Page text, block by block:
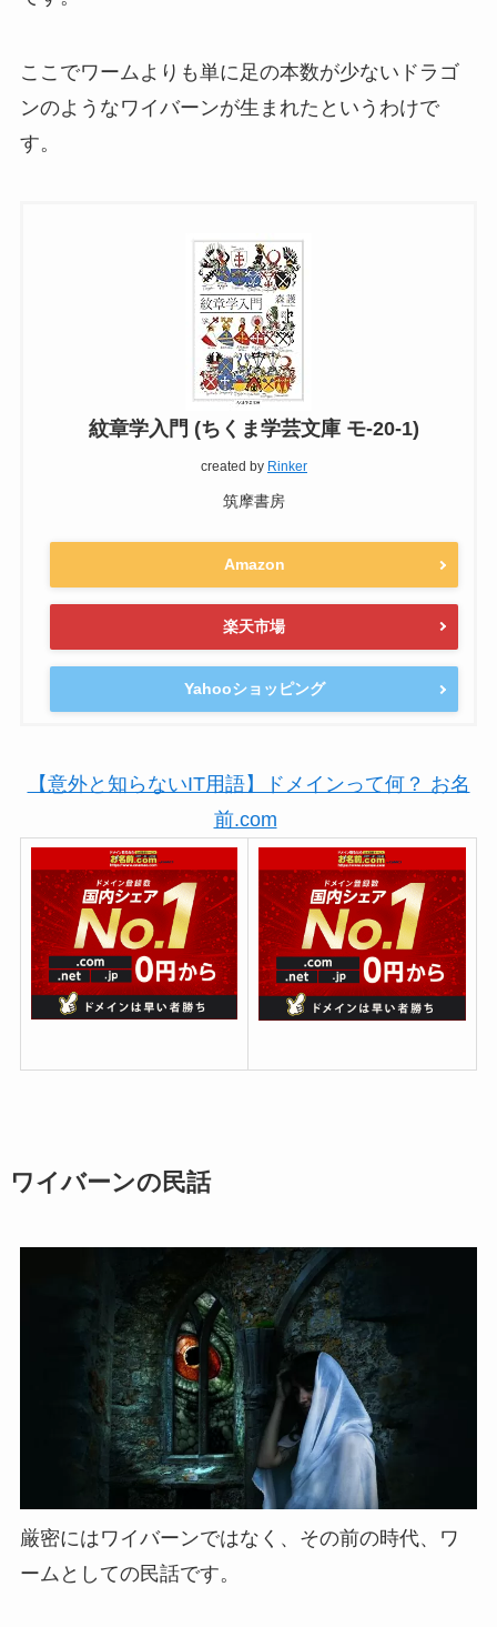
ここでワームよりも単に足の本数が少ないドラゴ
ンのようなワイバーンが生まれたというわけで
す。
紋章学入門 (ちくま学芸文庫 モ-20-1)
created by Rinker
筑摩書房
Amazon
楽天市場
Yahooショッピング
【意外と知らないIT用語】ドメインって何？ お名
前.com
ワイバーンの民話
厳密にはワイバーンではなく、その前の時代、ワ
ームとしての民話です。